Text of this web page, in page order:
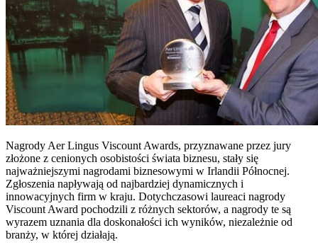
Nagrody Aer Lingus Viscount Awards, przyznawane przez jury
złożone z cenionych osobistości świata biznesu, stały się
najważniejszymi nagrodami biznesowymi w Irlandii Północnej.
Zgłoszenia napływają od najbardziej dynamicznych i
innowacyjnych firm w kraju. Dotychczasowi laureaci nagrody
Viscount Award pochodzili z różnych sektorów, a nagrody te są
wyrazem uznania dla doskonałości ich wyników, niezależnie od
branży, w której działają.